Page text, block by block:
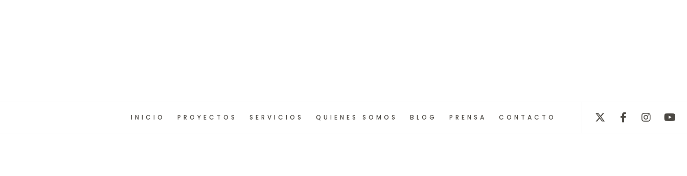
INICIO PROYECTOS SERVICIOS QUIENES SOMOS BLOG PRENSA CONTACTO